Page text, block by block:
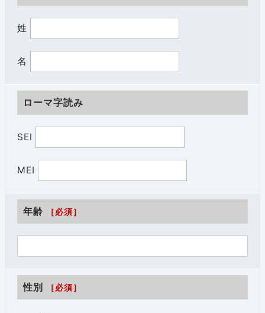
姓
名
ローマ字読み
SEI
MEI
年齢 ［必須］
性別 ［必須］